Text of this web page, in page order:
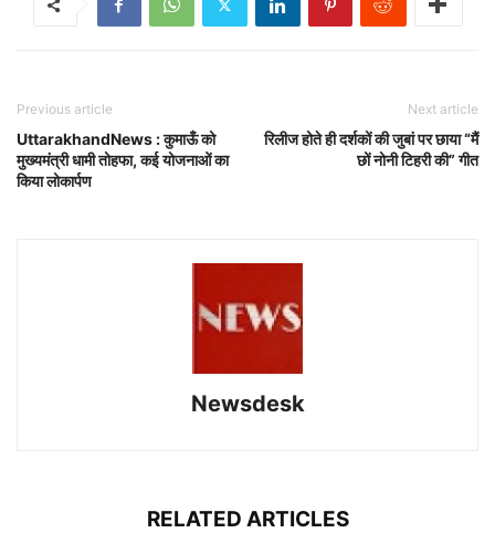
Previous article
UttarakhandNews : कुमाऊँ को
मुख्यमंत्री धामी तोहफा, कई योजनाओं का
किया लोकार्पण
Next article
रिलीज होते ही दर्शकों की जुबां पर छाया “मैं
छों नोनी टिहरी की” गीत
Newsdesk
RELATED ARTICLES